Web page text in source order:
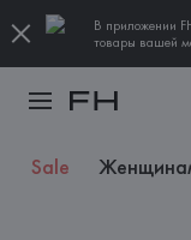
В приложении
товары вашей
Sale